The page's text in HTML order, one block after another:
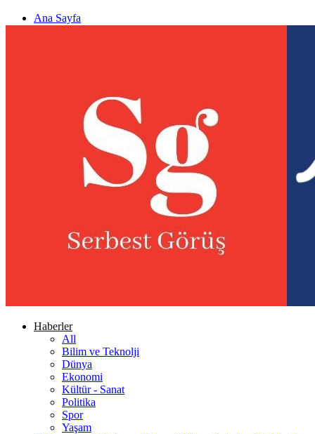
Ana Sayfa
Haberler
All
Bilim ve Teknolji
Dünya
Ekonomi
Kültür - Sanat
Politika
Spor
Yaşam